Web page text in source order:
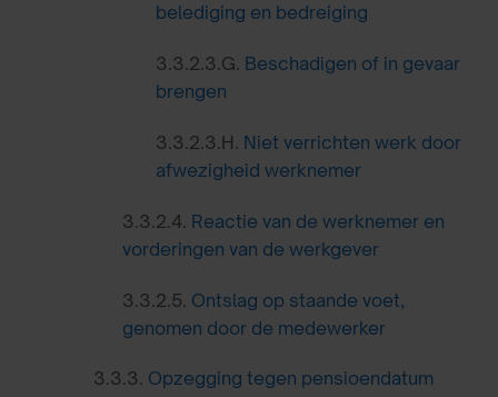
belediging en bedreiging
3.3.2.3.G. Beschadigen of in gevaar
brengen
3.3.2.3.H. Niet verrichten werk door
afwezigheid werknemer
3.3.2.4. Reactie van de werknemer en
vorderingen van de werkgever
3.3.2.5. Ontslag op staande voet,
genomen door de medewerker
3.3.3. Opzegging tegen pensioendatum